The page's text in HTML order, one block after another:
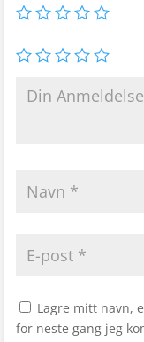
Lagre mitt navn,
for neste gang jeg